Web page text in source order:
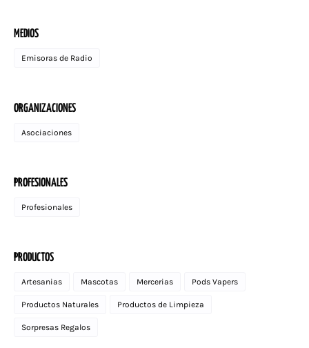
MEDIOS
Emisoras de Radio
ORGANIZACIONES
Asociaciones
PROFESIONALES
Profesionales
PRODUCTOS
Artesanias Mascotas Mercerias Pods Vapers
Productos Naturales Productos de Limpieza
Sorpresas Regalos